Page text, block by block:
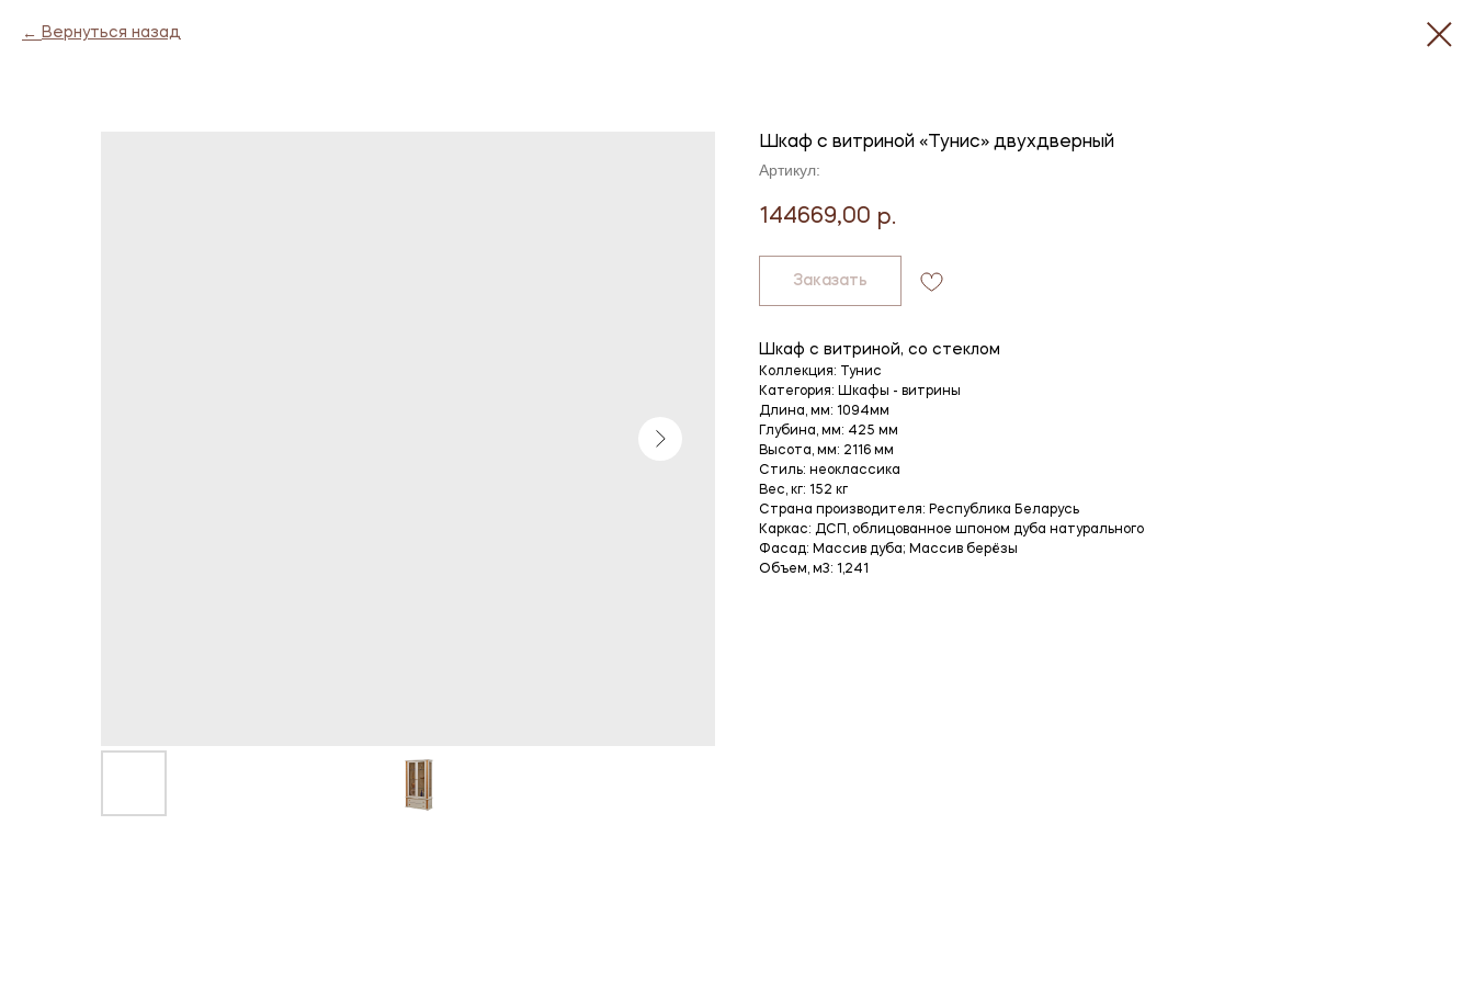
Вернуться назад
Шкаф с витриной «Тунис» двухдверный
Артикул:
144669,00 р.
Заказать
Шкаф с витриной, со стеклом
Коллекция: Тунис
Категория: Шкафы - витрины
Длина, мм: 1094мм
Глубина, мм: 425 мм
Высота, мм: 2116 мм
Стиль: неоклассика
Вес, кг: 152 кг
Страна производителя: Республика Беларусь
Каркас: ДСП, облицованное шпоном дуба натурального
Фасад: Массив дуба; Массив берёзы
Объем, м3: 1,241